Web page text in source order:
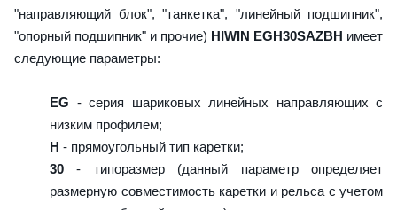
"направляющий блок", "танкетка", "линейный подшипник",
"опорный подшипник" и прочие) HIWIN EGH30SAZBH имеет
следующие параметры:
EG - серия шариковых линейных направляющих с
низким профилем;
H - прямоугольный тип каретки;
30 - типоразмер (данный параметр определяет
размерную совместимость каретки и рельса с учетом